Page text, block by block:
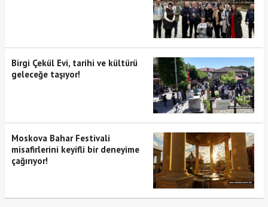
Birgi Çekül Evi, tarihi ve kültürü
geleceğe taşıyor!
Moskova Bahar Festivali
misafirlerini keyifli bir deneyime
çağırıyor!